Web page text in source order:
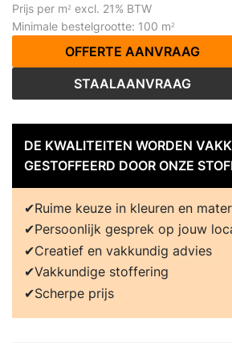
Prijs per m2 excl. 21% BTW
Minimale bestelgrootte: 100 m2
OFFERTE AANVRAAG
STAALAANVRAAG
DE KWALITEITEN WORDEN
GESTOFFEERD DOOR ONZE
Ruime keuze in kleuren en
Persoonlijk gesprek op jouw
Creatief en vakkundig advies
Vakkundige stoffering
Scherpe prijs